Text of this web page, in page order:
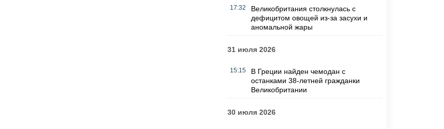
17:32
Великобритания столкнулась с
дефицитом овощей из-за засухи и
аномальной жары
31 июля 2026
15:15
В Греции найден чемодан с
останками 38-летней гражданки
Великобритании
30 июля 2026